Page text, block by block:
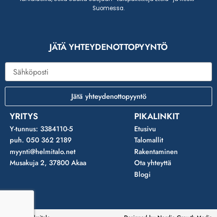
Suomessa.
JÄTÄ YHTEYDENOTTOPYYNTÖ
Sähköposti
Jätä yhteydenottopyyntö
YRITYS
Y-tunnus: 3384110-5
puh. 050 362 2189
myynti@helmitalo.net
Musakuja 2, 37800 Akaa
PIKALINKIT
Etusivu
Talomallit
Rakentaminen
Ota yhteyttä
Blogi